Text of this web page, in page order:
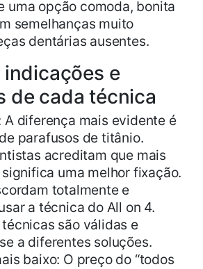
uma opção comoda, bonita
semelhanças muito
dentárias ausentes.
e
de cada técnica
A diferença mais evidente é
parafusos de titânio.
acreditam que mais
uma melhor fixação.
totalmente e
a técnica do All on 4.
são válidas e
a diferentes soluções.
baixo: O preço do “todos